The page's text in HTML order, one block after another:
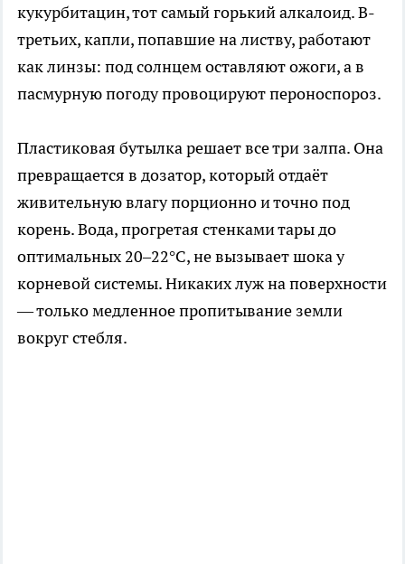
кукурбитацин, тот самый горький алкалоид. В-
третьих, капли, попавшие на листву, работают
как линзы: под солнцем оставляют ожоги, а в
пасмурную погоду провоцируют пероноспороз.
Пластиковая бутылка решает все три залпа. Она
превращается в дозатор, который отдаёт
живительную влагу порционно и точно под
корень. Вода, прогретая стенками тары до
оптимальных 20–22°C, не вызывает шока у
корневой системы. Никаких луж на поверхности
— только медленное пропитывание земли
вокруг стебля.